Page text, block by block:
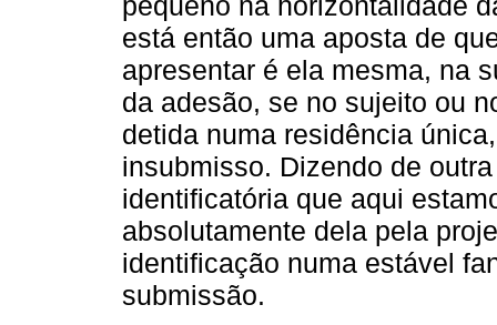
está então uma aposta de
apresentar é ela mesma, na
da adesão, se no sujeito ou
detida numa residência
insubmisso. Dizendo de
identificatória que aqui
absolutamente dela pela
identificação numa estável
submissão.